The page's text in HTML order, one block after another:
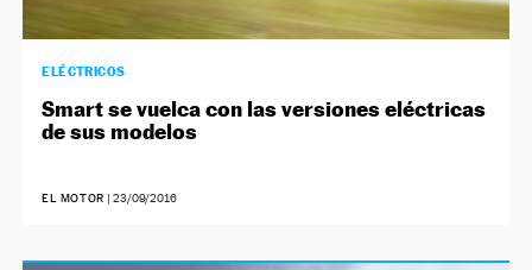
ELÉCTRICOS
Smart se vuelca con las versiones eléctricas
de sus modelos
EL MOTOR 23/09/2016